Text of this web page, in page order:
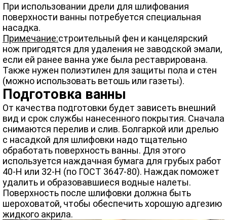
При использовании дрели для шлифования
поверхности ванны потребуется специальная
насадка.
Примечание:строительный фен и канцелярский
нож пригодятся для удаления не заводской эмали,
если ей ранее ванна уже была реставрирована.
Также нужен полиэтилен для защиты пола и стен
(можно использовать ветошь или газеты).
Подготовка ванны
От качества подготовки будет зависеть внешний
вид и срок службы нанесенного покрытия. Сначала
снимаются перелив и слив. Болгаркой или дрелью
с насадкой для шлифовки надо тщательно
обработать поверхность ванны. Для этого
используется наждачная бумага для грубых работ
40-Н или 32-Н (по ГОСТ 3647-80). Наждак поможет
удалить и образовавшиеся водные налеты.
Поверхность после шлифовки должна быть
шероховатой, чтобы обеспечить хорошую адгезию
жидкого акрила.